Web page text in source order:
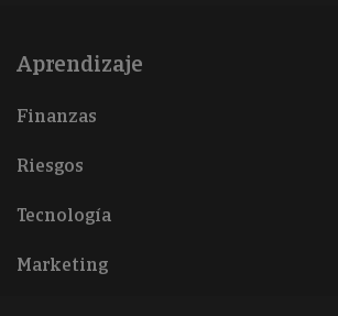
Aprendizaje
Finanzas
Riesgos
Tecnología
Marketing